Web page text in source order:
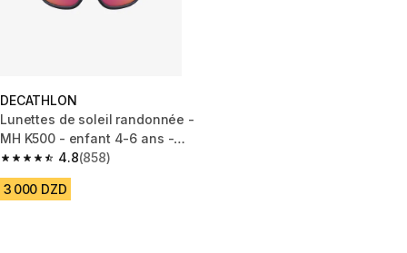
DECATHLON
Lunettes de soleil randonnée -
MH K500 - enfant 4-6 ans -
catégorie 4 rose bleu
4.8
4.8 out of 5 stars from 858 reviews
(858)
3 000 DZD